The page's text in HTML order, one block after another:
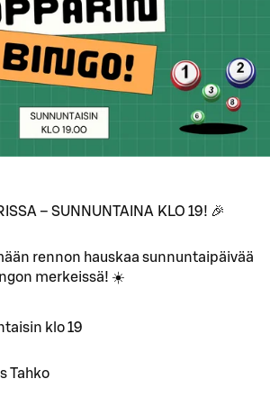
– SUNNUNTAINA KLO 19! 🎉
rennon hauskaa sunnuntaipäivää
merkeissä! ☀️
klo 19
Tahko